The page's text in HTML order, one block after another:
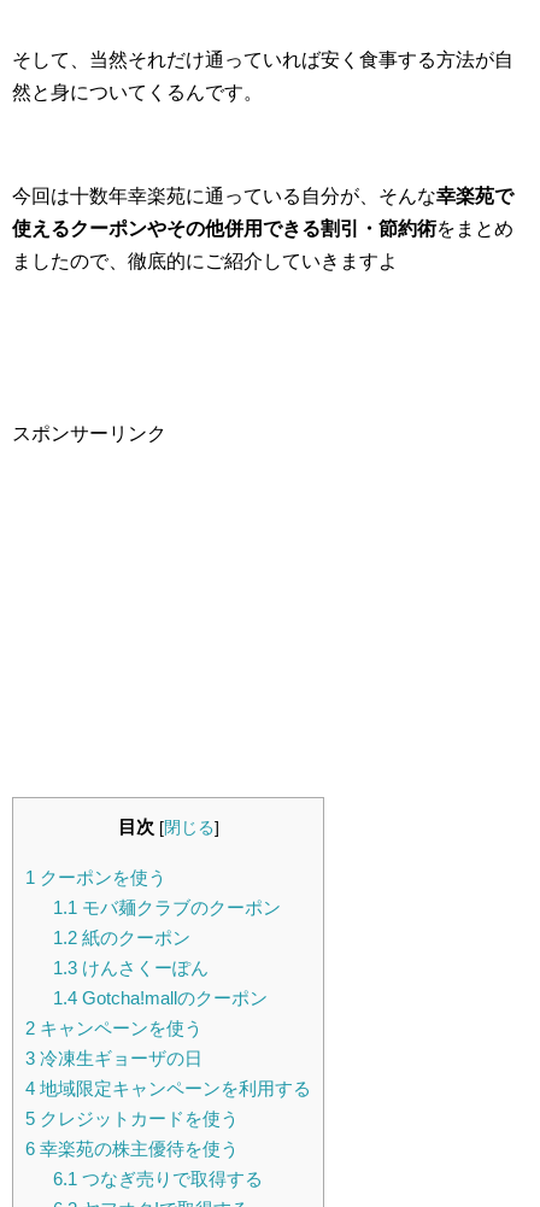
そして、当然それだけ通っていれば安く食事する方法が自
然と身についてくるんです。
今回は十数年幸楽苑に通っている自分が、そんな幸楽苑で
使えるクーポンやその他併用できる割引・節約術をまとめ
ましたので、徹底的にご紹介していきますよ
スポンサーリンク
目次 [閉じる]
1 クーポンを使う
1.1 モバ麺クラブのクーポン
1.2紙のクーポン
1.3けんさくーぽん
1.4Gotcha!mallのクーポン
2 キャンペーンを使う
3 冷凍生ギョーザの日
4 地域限定キャンペーンを利用する
5 クレジットカードを使う
6 幸楽苑の株主優待を使う
6.1 つなぎ売りで取得する